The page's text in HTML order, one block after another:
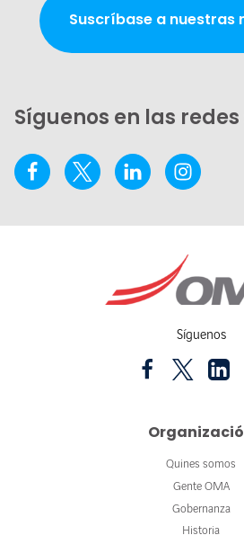
Suscríbase a nuestras
Síguenos en las
Síguenos
Quines somos
Gente OMA
Gobernanza
Historia